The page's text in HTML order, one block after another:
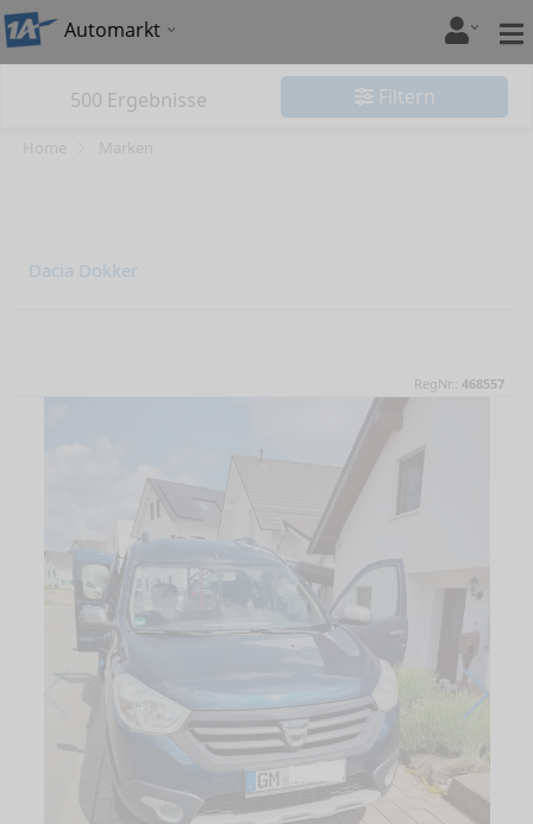
Automarkt
500 Ergebnisse Filtern
Home Marken
Dacia Dokker
RegNr.: 468557